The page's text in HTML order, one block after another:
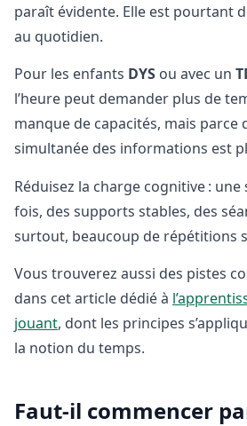
paraît évidente. Elle est pourtant
au quotidien.
Pour les enfants DYS ou avec un
l’heure peut demander plus de
manque de capacités, mais parce
simultanée des informations est
Réduisez la charge cognitive :
fois, des supports stables, des
surtout, beaucoup de répétitions
Vous trouverez aussi des pistes
dans cet article dédié à
jouant, dont les principes
la notion du temps.
Faut-il commencer